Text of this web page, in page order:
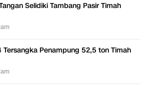
Selidiki Tambang Pasir Timah
Tersangka Penampung 52,5 ton Timah